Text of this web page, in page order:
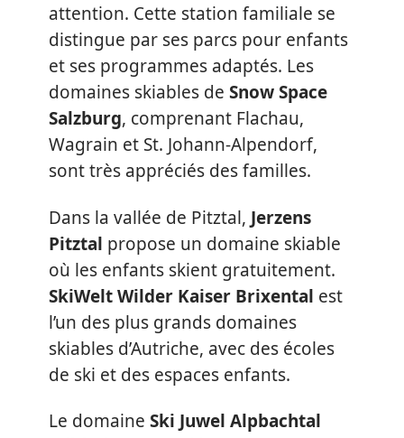
attention. Cette station familiale se
distingue par ses parcs pour enfants
et ses programmes adaptés. Les
domaines skiables de Snow Space
Salzburg, comprenant Flachau,
Wagrain et St. Johann-Alpendorf,
sont très appréciés des familles.
Dans la vallée de Pitztal, Jerzens
Pitztal propose un domaine skiable
où les enfants skient gratuitement.
SkiWelt Wilder Kaiser Brixental est
l’un des plus grands domaines
skiables d’Autriche, avec des écoles
de ski et des espaces enfants.
Le domaine Ski Juwel Alpbachtal